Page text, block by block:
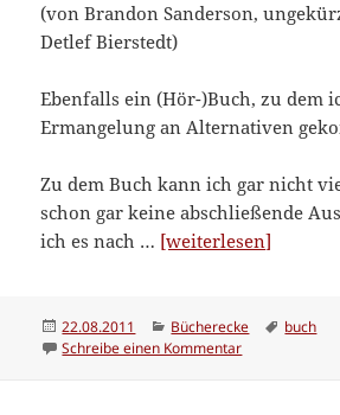
(von Brandon Sanderson,
Detlef Bierstedt)
Ebenfalls ein (Hör-)Buch, zu dem
Ermangelung an Alternativen
Zu dem Buch kann ich gar nicht
schon gar keine abschließende
ich es nach … [weiterlesen]
Könige”
Veröffentlicht
am
22.08.2011 Kategorien
Bücherecke
buch
Schreibe einen Kommentarzu Der Weg